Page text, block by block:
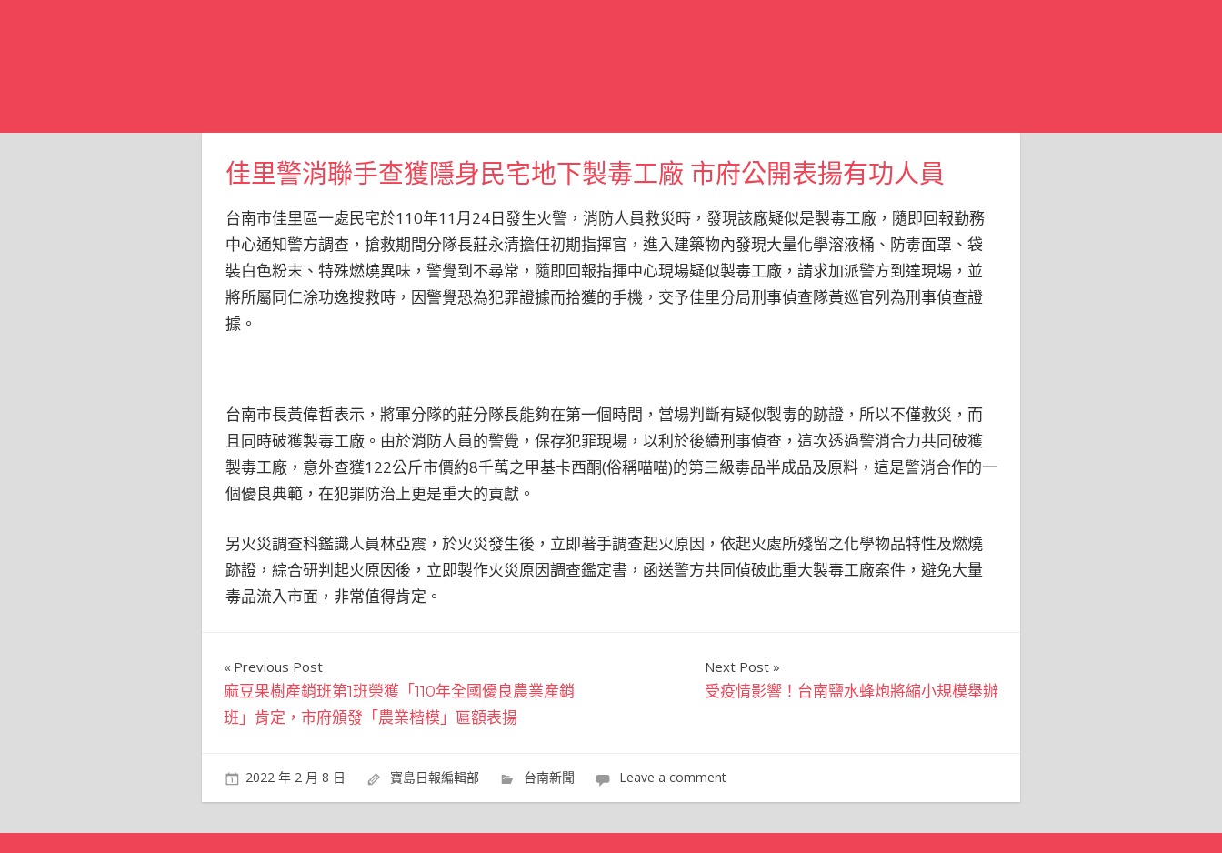
佳里警消聯手查獲隱身民宅地下製毒工廠 市府公開表揚有功人員
台南市佳里區一處民宅於110年11月24日發生火警，消防人員救災時，發現該廠疑似是製毒工廠，隨即回報勤務
中心通知警方調查，搶救期間分隊長莊永清擔任初期指揮官，進入建築物內發現大量化學溶液桶、防毒面罩、袋
裝白色粉末、特殊燃燒異味，警覺到不尋常，隨即回報指揮中心現場疑似製毒工廠，請求加派警方到達現場，並
將所屬同仁涂功逸搜救時，因警覺恐為犯罪證據而拾獲的手機，交予佳里分局刑事偵查隊黃巡官列為刑事偵查證
據。
台南市長黃偉哲表示，將軍分隊的莊分隊長能夠在第一個時間，當場判斷有疑似製毒的跡證，所以不僅救災，而
且同時破獲製毒工廠。由於消防人員的警覺，保存犯罪現場，以利於後續刑事偵查，這次透過警消合力共同破獲
製毒工廠，意外查獲122公斤市價約8千萬之甲基卡西酮(俗稱喵喵)的第三級毒品半成品及原料，這是警消合作的一
個優良典範，在犯罪防治上更是重大的貢獻。
另火災調查科鑑識人員林亞震，於火災發生後，立即著手調查起火原因，依起火處所殘留之化學物品特性及燃燒
跡證，綜合研判起火原因後，立即製作火災原因調查鑑定書，函送警方共同偵破此重大製毒工廠案件，避免大量
毒品流入市面，非常值得肯定。
文
章
覽
Previous Post
麻豆果樹產銷班第1班榮獲「110年全國優良農業產銷
班」肯定，市府頒發「農業楷模」匾額表揚
Next Post
受疫情影響！台南鹽水蜂炮將縮小規模舉辦
2022 年 2 月 8 日 寶島日報編輯部 台南新聞 Leave a comment